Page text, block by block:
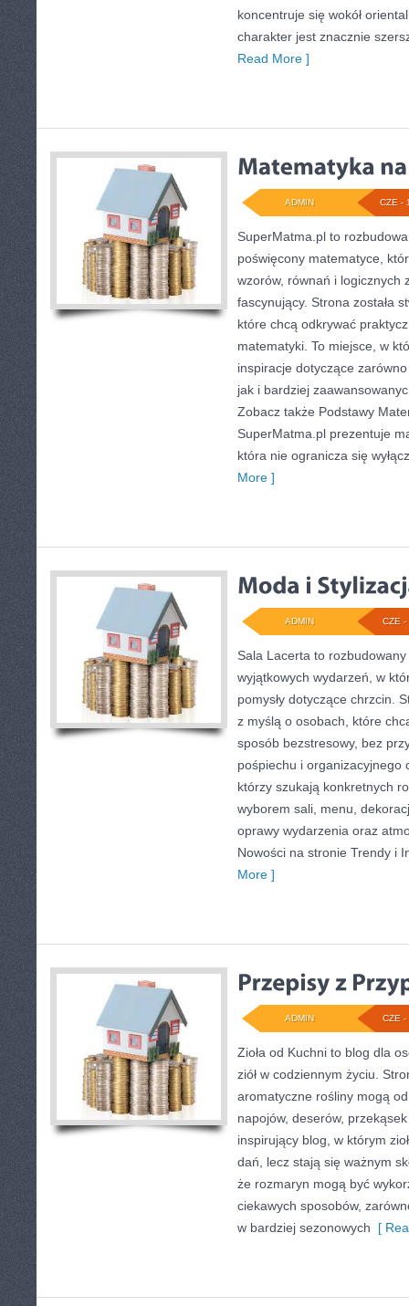
koncentruje się wokół
charakter jest znacznie
Read More ]
CZE -
ADMIN
SuperMatma.pl to
poświęcony matematyce,
wzorów, równań i logicznych
fascynujący. Strona została
które chcą odkrywać
matematyki. To miejsce, w
inspiracje dotyczące
jak i bardziej
Zobacz także Podstawy
SuperMatma.pl prezentuje
która nie ogranicza się
More ]
CZE -
ADMIN
Sala Lacerta to
wyjątkowych wydarzeń, w
pomysły dotyczące chrzcin.
z myślą o osobach, które
sposób bezstresowy, bez
pośpiechu i organizacyjnego
którzy szukają konkretnych
wyborem sali, menu,
oprawy wydarzenia oraz
Nowości na stronie Trendy i
More ]
CZE -
ADMIN
Zioła od Kuchni to blog dla
ziół w codziennym życiu.
aromatyczne rośliny mogą
napojów, deserów,
inspirujący blog, w którym
dań, lecz stają się ważnym
że rozmaryn mogą być
ciekawych sposobów,
w bardziej sezonowych [